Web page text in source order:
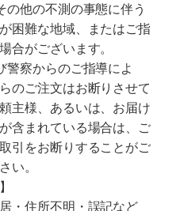
他の不測の事態に伴う
困難な地域、またはご指
合がございます。
警察からのご指導によ
のご注文はお断りさせて
主様、あるいは、お届け
含まれている場合は、ご
引をお断りすることがご
い。
・住所不明・誤記など